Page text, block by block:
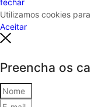
Utilizamos cookies
Aceitar
Preencha os